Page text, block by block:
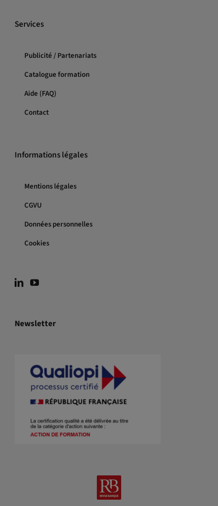
Services
Publicité / Partenariats
Catalogue formation
Aide (FAQ)
Contact
Informations légales
Mentions légales
CGVU
Données personnelles
Cookies
Newsletter